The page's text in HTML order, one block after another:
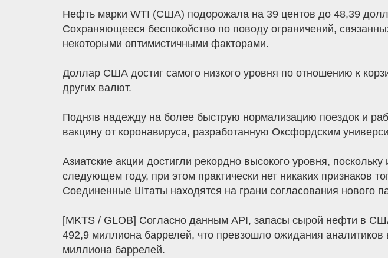
Нефть марки WTI (США) подорожала на 39 центов до 48,39
Сохраняющееся беспокойство по поводу ограничений,
некоторыми оптимистичными факторами.
Доллар США достиг самого низкого уровня по отношению к
других валют.
Подняв надежду на более быструю нормализацию поездок и
вакцину от коронавируса, разработанную Оксфордским
Азиатские акции достигли рекордно высокого уровня,
следующем году, при этом практически нет никаких признаков
Соединенные Штаты находятся на грани согласования нового
[MKTS / GLOB] Согласно данным API, запасы сырой нефти в
492,9 миллиона баррелей, что превзошло ожидания
миллиона баррелей.